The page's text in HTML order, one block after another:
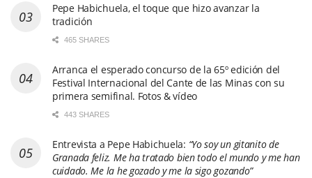
Pepe Habichuela, el toque que hizo avanzar la
tradición
465 SHARES
Arranca el esperado concurso de la 65º edición del
Festival Internacional del Cante de las Minas con su
primera semifinal. Fotos & vídeo
443 SHARES
Entrevista a Pepe Habichuela: “Yo soy un gitanito de
Granada feliz. Me ha tratado bien todo el mundo y me han
cuidado. Me la he gozado y me la sigo gozando”